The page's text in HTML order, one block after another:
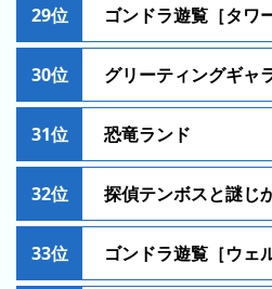
ン
グ
先
月
の
ラ
ン
グ
29位 ゴンドラ遊覧［タワ
30位 グリーティングギャ
31位 恐竜ランド
32位 探偵テンボスと謎じ
33位 ゴンドラ遊覧［ウェ